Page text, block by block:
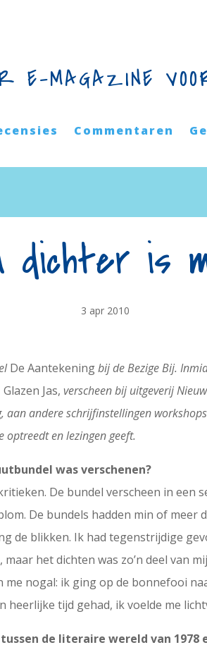
E-MAGAZINE
Commentaren
is
3 apr 2010
De Aantekeningbij de Bezige Bij.
Glazen Jas,verscheen bij uitgeverij
aan andere schrijfinstellingen
en lezingen geeft.
was verschenen?
De bundel verscheen in een
De bundels hadden min of
blikken. Ik had tegenstrijdige
het dichten was zo’n deel van
nogal: ik ging op de bonnefooi
tijd gehad, ik voelde me
de literaire wereld van 1978